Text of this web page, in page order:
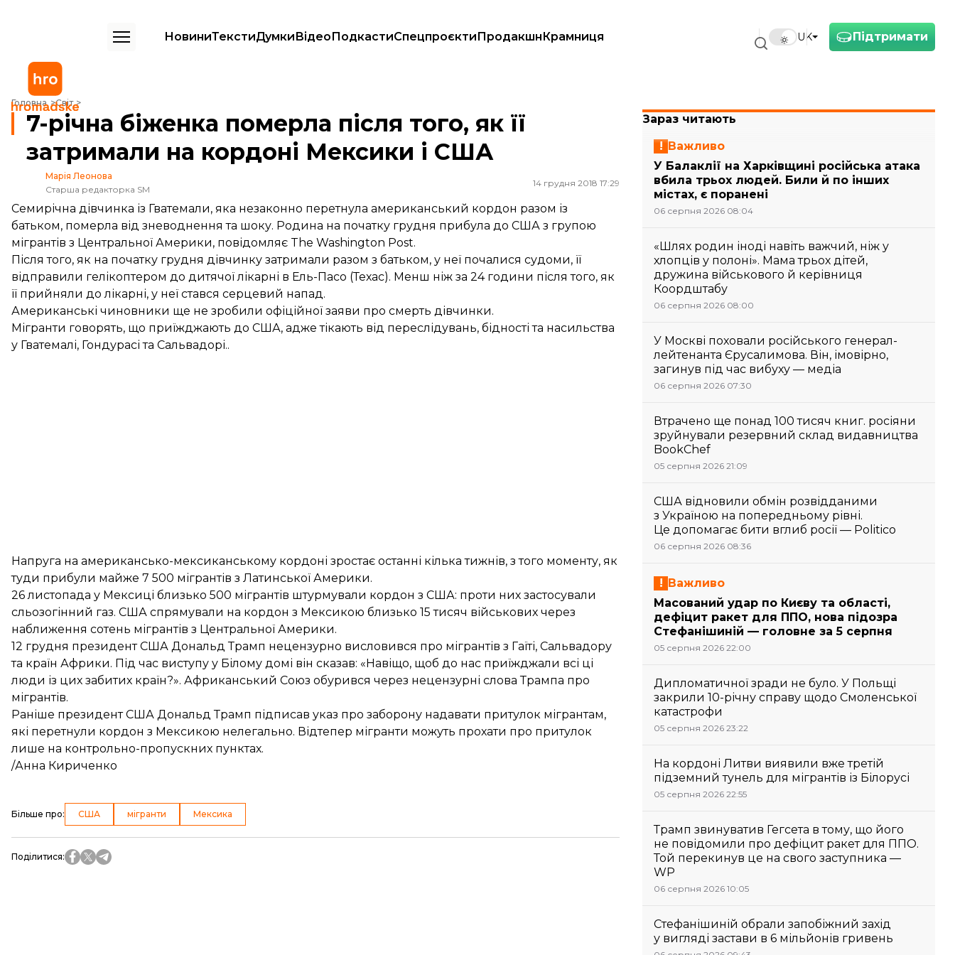
Підтримати
UK
НовиниТекстиДумкиВідеоПодкастиСпецпроєктиПродакшнКрамниця
Головна Світ
7-річна біженка померла після того, як її затримали на кордоні Мексики і США
7-річна біженка померла після того, як її
затримали на кордоні Мексики і США
Марія Леонова
Старша редакторка SM
14 грудня 2018 17:29
Семирічна дівчинка із Гватемали, яка незаконно перетнула американський кордон разом із
батьком, померла від зневоднення та шоку. Родина на початку грудня прибула до США з групою
мігрантів з Центральної Америки, повідомляє The Washington Post.
Після того, як на початку грудня дівчинку затримали разом з батьком, у неї почалися судоми, її
відправили гелікоптером до дитячої лікарні в Ель-Пасо (Техас). Менш ніж за 24 години після того, як
її прийняли до лікарні, у неї стався серцевий напад.
Американські чиновники ще не зробили офіційної заяви про смерть дівчинки.
Мігранти говорять, що приїжджають до США, адже тікають від переслідувань, бідності та насильства
у Гватемалі, Гондурасі та Сальвадорі..
Напруга на американсько-мексиканському кордоні зростає останні кілька тижнів, з того моменту, як
туди прибули майже 7 500 мігрантів з Латинської Америки.
26 листопада у Мексиці близько 500 мігрантів штурмували кордон з США: проти них застосували
сльозогінний газ. США спрямували на кордон з Мексикою близько 15 тисяч військових через
наближення сотень мігрантів з Центральної Америки.
12 грудня президент США Дональд Трамп нецензурно висловився про мігрантів з Гаїті, Сальвадору
та країн Африки. Під час виступу у Білому домі він сказав: «Навіщо, щоб до нас приїжджали всі ці
люди із цих забитих країн?». Африканський Союз обурився через нецензурні слова Трампа про
мігрантів.
Раніше президент США Дональд Трамп підписав указ про заборону надавати притулок мігрантам,
які перетнули кордон з Мексикою нелегально. Відтепер мігранти можуть прохати про притулок
лише на контрольно-пропускних пунктах.
/Анна Кириченко
Більше про: США мігранти Мексика
Поділитися:
Зараз читають
Важливо
У Балаклії на Харківщині російська атака
вбила трьох людей. Били й по інших
містах, є поранені
06 серпня 2026 08:04
«Шлях родин іноді навіть важчий, ніж у
хлопців у полоні». Мама трьох дітей,
дружина військового й керівниця
Коордштабу
06 серпня 2026 08:00
У Москві поховали російського генерал-
лейтенанта Єрусалимова. Він, імовірно,
загинув під час вибуху — медіа
06 серпня 2026 07:30
Втрачено ще понад 100 тисяч книг. росіяни
зруйнували резервний склад видавництва
BookChef
05 серпня 2026 21:09
США відновили обмін розвідданими
з Україною на попередньому рівні.
Це допомагає бити вглиб росії — Politico
06 серпня 2026 08:36
Важливо
Масований удар по Києву та області,
дефіцит ракет для ППО, нова підозра
Стефанішиній — головне за 5 серпня
05 серпня 2026 22:00
Дипломатичної зради не було. У Польщі
закрили 10-річну справу щодо Смоленської
катастрофи
05 серпня 2026 23:22
На кордоні Литви виявили вже третій
підземний тунель для мігрантів із Білорусі
05 серпня 2026 22:55
Трамп звинуватив Гегсета в тому, що його
не повідомили про дефіцит ракет для ППО.
Той перекинув це на свого заступника —
WP
06 серпня 2026 10:05
Стефанішиній обрали запобіжний захід
у вигляді застави в 6 мільйонів гривень